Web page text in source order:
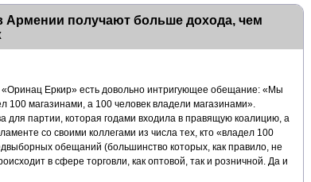
Армении получают больше дохода, чем
Еркир» есть довольно интригующее обещание: «Мы
100 магазинами, а 100 человек владели магазинами».
для партии, которая годами входила в правящую коалицию, а
со своими коллегами из числа тех, кто «владел 100
обещаний (большинство которых, как правило, не
в сфере торговли, как оптовой, так и розничной. Да и